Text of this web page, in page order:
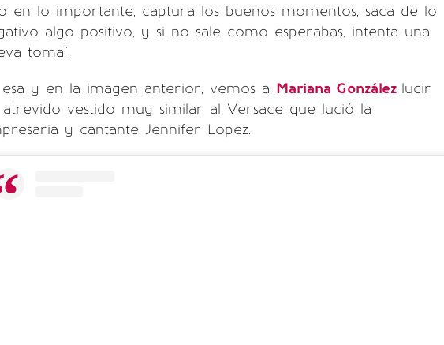
en lo importante, captura los buenos momentos, saca de lo
algo positivo, y si no sale como esperabas, intenta una
toma".
esa y en la imagen anterior, vemos a Mariana González lucir
vestido muy similar al Versace que lució la
y cantante Jennifer Lopez.